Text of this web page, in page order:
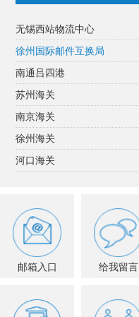
无锡西站物流中心
徐州国际邮件互换局
南通吕四港
苏州海关
南京海关
徐州海关
河口海关
邮箱入口 给我留言